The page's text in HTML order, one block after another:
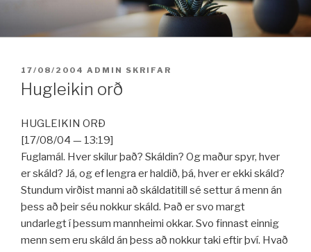
efni
BIRT:
17/08/2004 ADMIN SKRIFAR
Hugleikin orð
HUGLEIKIN ORÐ
[17/08/04 — 13:19]
Fuglamál. Hver skilur það? Skáldin? Og maður spyr, hver
er skáld? Já, og ef lengra er haldið, þá, hver er ekki skáld?
Stundum virðist manni að skáldatitill sé settur á menn án
þess að þeir séu nokkur skáld. Það er svo margt
undarlegt í þessum mannheimi okkar. Svo finnast einnig
menn sem eru skáld án þess að nokkur taki eftir því. Hvað